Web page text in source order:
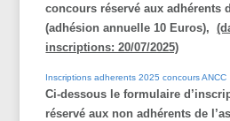
concours réservé aux adhérents
(adhésion annuelle 10 Euros),
inscriptions: 20/07/2025)
Inscriptions adherents 2025 concours ANCC
Ci-dessous le formulaire
réservé aux non adhérents de